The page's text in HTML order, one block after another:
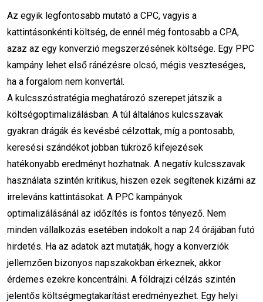
weboldal fejlesztés technikai SEO
SEO audit weboldal optimalizálás
organikus marketing fizetett marketing
keresőoptimalizálás
digitális marketing stratégia ROI
marketing tippek
közösségi média marketing
marketing egyensúly
Mesterséges Intelligencia
Digitális Marketing Empátia
Az egyik legfontosabb mutató a CPC, vagyis a
kattintásonkénti költség, de ennél még fontosabb a CPA,
azaz az egy konverzió megszerzésének költsége. Egy PPC
kampány lehet első ránézésre olcsó, mégis veszteséges,
ha a forgalom nem konvertál.
A kulcsszóstratégia meghatározó szerepet játszik a
költségoptimalizálásban. A túl általános kulcsszavak
gyakran drágák és kevésbé célzottak, míg a pontosabb,
keresési szándékot jobban tükröző kifejezések
hatékonyabb eredményt hozhatnak. A negatív kulcsszavak
használata szintén kritikus, hiszen ezek segítenek kizárni az
irreleváns kattintásokat. A PPC kampányok
optimalizálásánál az időzítés is fontos tényező. Nem
minden vállalkozás esetében indokolt a nap 24 órájában futó
hirdetés. Ha az adatok azt mutatják, hogy a konverziók
jellemzően bizonyos napszakokban érkeznek, akkor
érdemes ezekre koncentrálni. A földrajzi célzás szintén
jelentős költségmegtakarítást eredményezhet. Egy helyi